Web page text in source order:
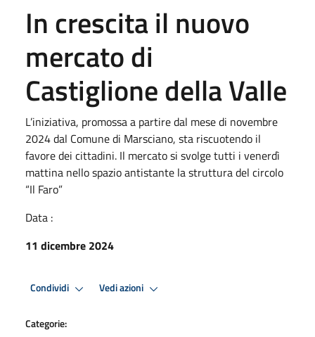
In crescita il nuovo
mercato di
Castiglione della Valle
L’iniziativa, promossa a partire dal mese di novembre
2024 dal Comune di Marsciano, sta riscuotendo il
favore dei cittadini. Il mercato si svolge tutti i venerdì
mattina nello spazio antistante la struttura del circolo
“Il Faro”
Data :
11 dicembre 2024
Condividi Vedi azioni
Categorie: